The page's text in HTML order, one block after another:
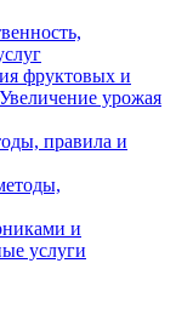
фруктовых и
урожая
правила и
и
услуги